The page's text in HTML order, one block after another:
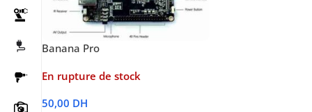
Banana Pro
En rupture de stock
50,00 DH